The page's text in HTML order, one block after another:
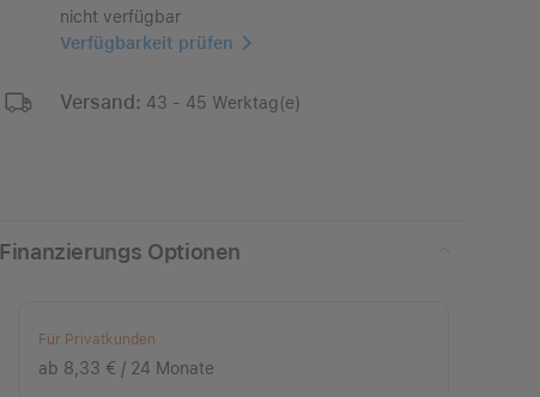
nicht verfügbar
Verfügbarkeit prüfen
Versand: 43 - 45 Werktag(e)
Finanzierungs Optionen
Für Privatkunden
ab 8,33 € / 24 Monate